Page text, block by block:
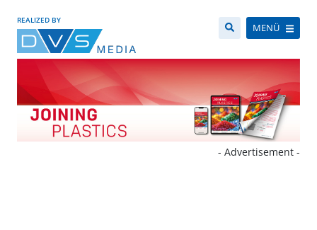
REALIZED BY
MENÜ
- Advertisement -